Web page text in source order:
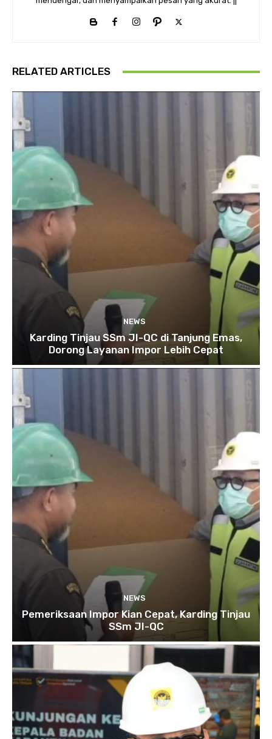
RELATED ARTICLES
NEWS
Karding Tinjau SSm JI-QC di Tanjung Emas,
Dorong Layanan Impor Lebih Cepat
NEWS
Pemeriksaan Impor Kian Cepat, Karding Tinjau
SSm JI-QC